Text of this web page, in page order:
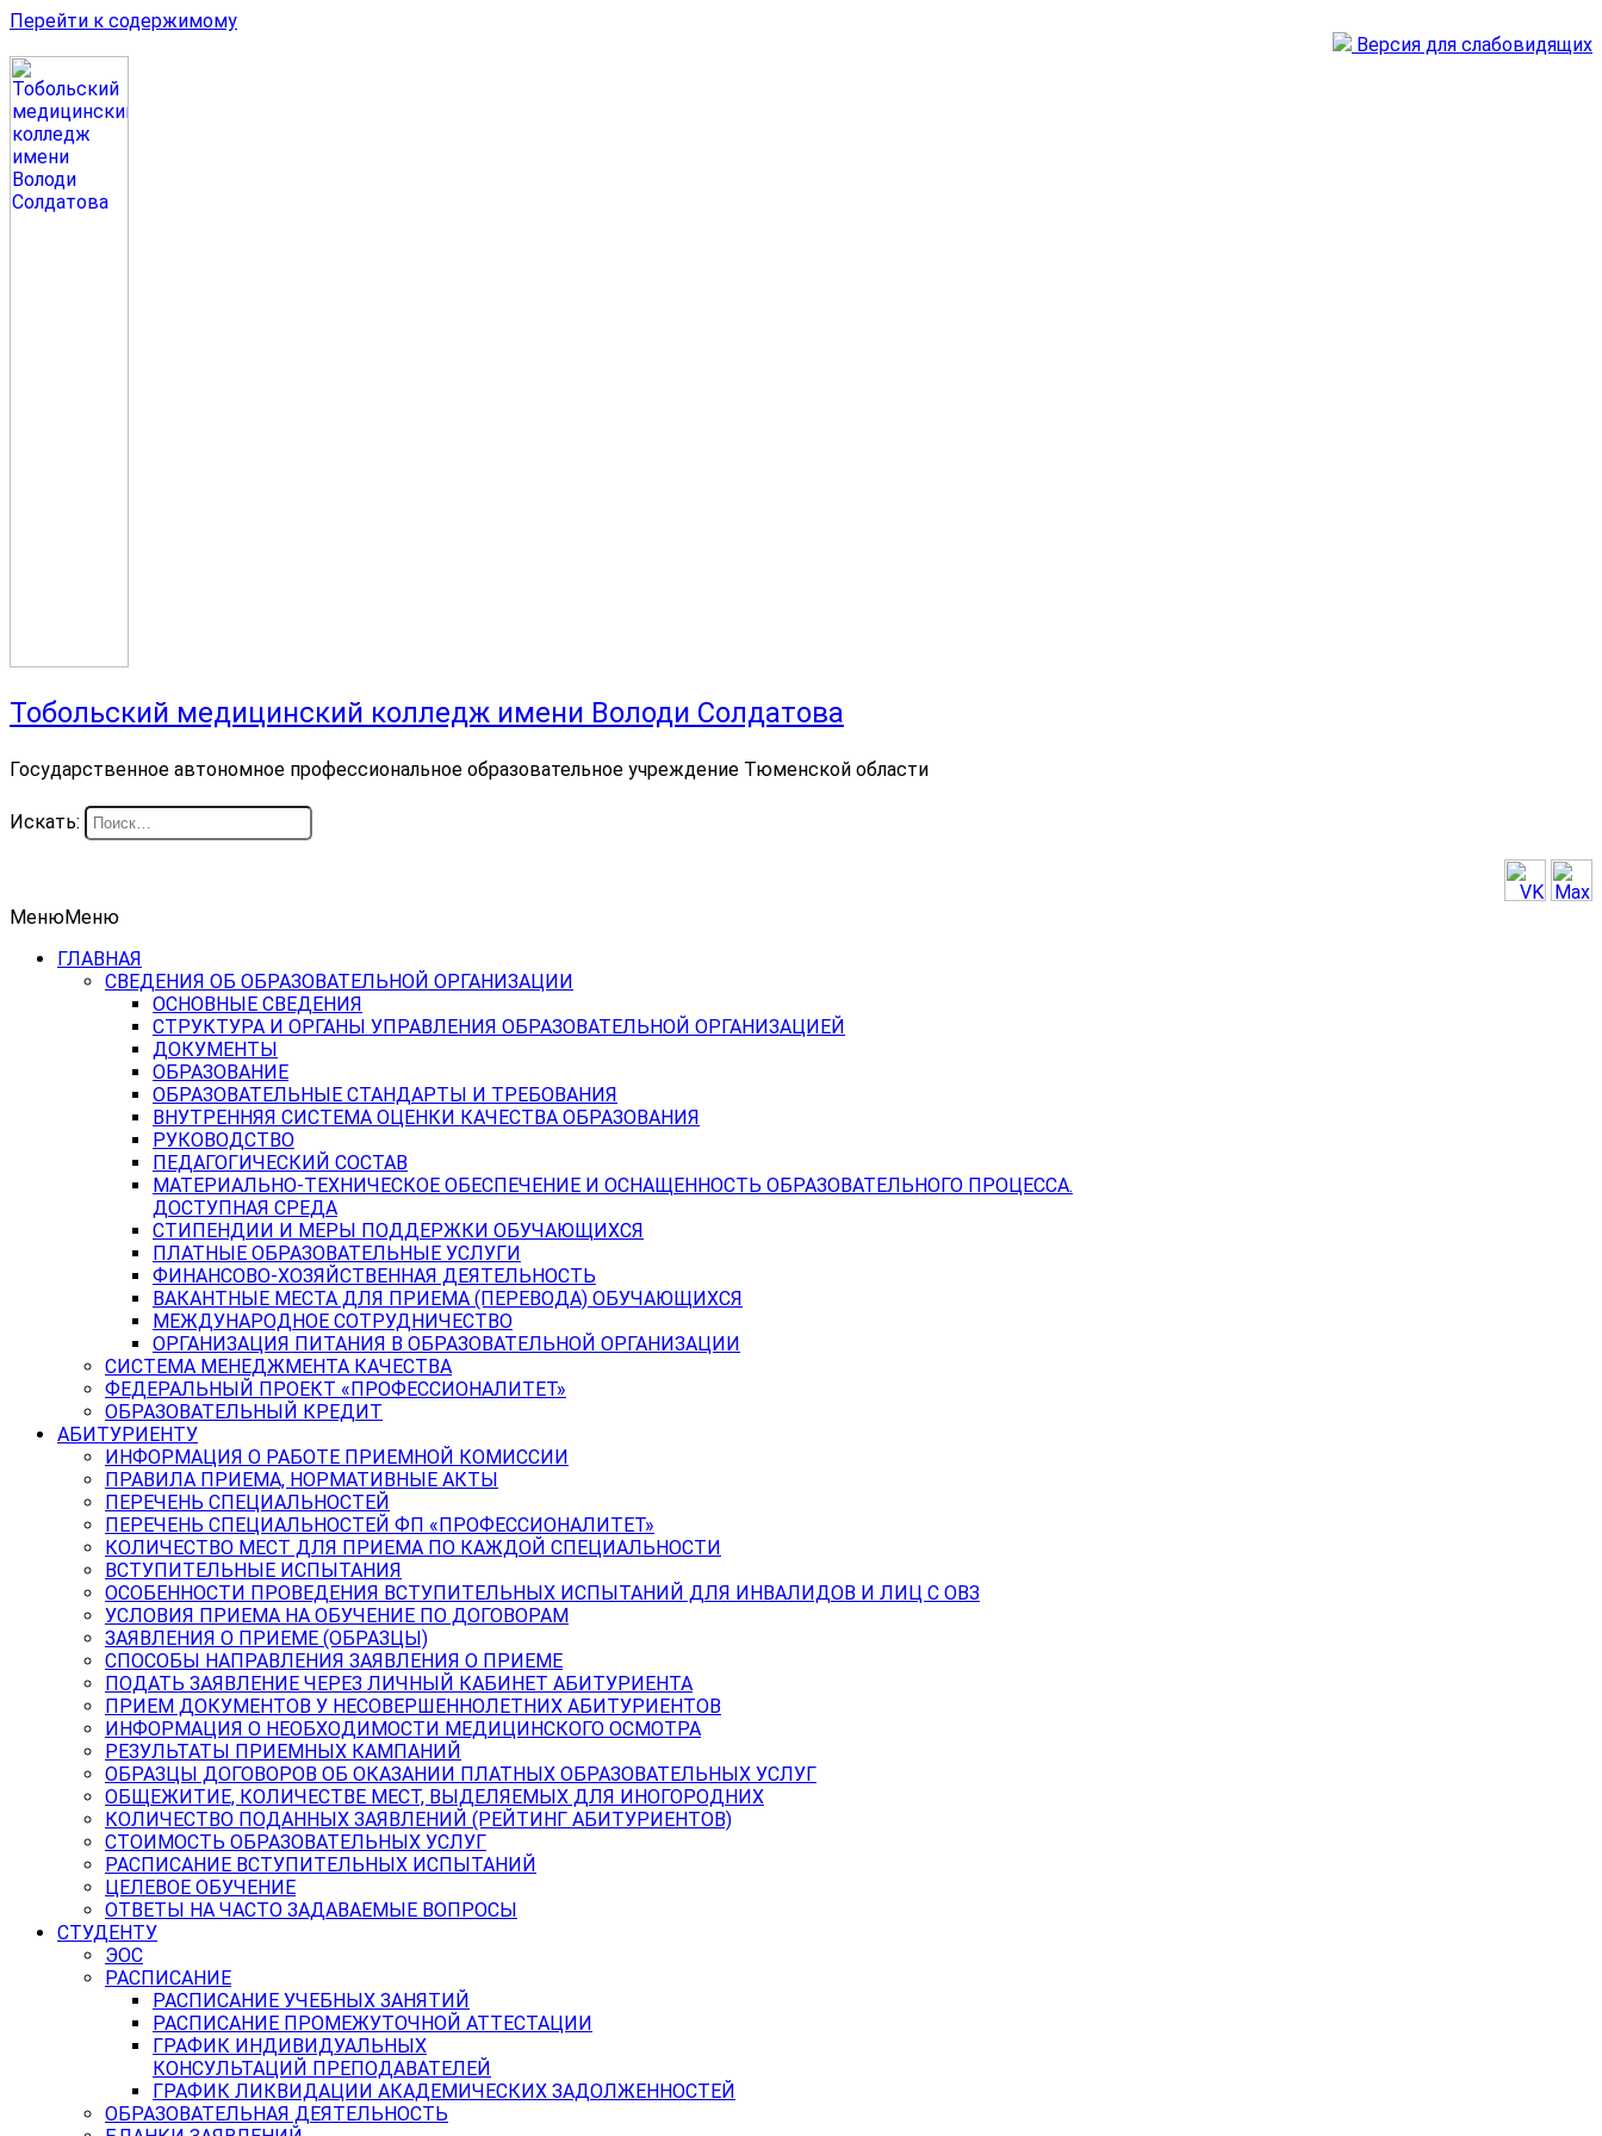
Перейти к содержимому
Версия для слабовидящих
Тобольский медицинский колледж имени Володи Солдатова
Государственное автономное профессиональное образовательное учреждение Тюменской области
Искать:
МенюМеню
ГЛАВНАЯ
СВЕДЕНИЯ ОБ ОБРАЗОВАТЕЛЬНОЙ ОРГАНИЗАЦИИ
ОСНОВНЫЕ СВЕДЕНИЯ
СТРУКТУРА И ОРГАНЫ УПРАВЛЕНИЯ ОБРАЗОВАТЕЛЬНОЙ ОРГАНИЗАЦИЕЙ
ДОКУМЕНТЫ
ОБРАЗОВАНИЕ
ОБРАЗОВАТЕЛЬНЫЕ СТАНДАРТЫ И ТРЕБОВАНИЯ
ВНУТРЕННЯЯ СИСТЕМА ОЦЕНКИ КАЧЕСТВА ОБРАЗОВАНИЯ
РУКОВОДСТВО
ПЕДАГОГИЧЕСКИЙ СОСТАВ
МАТЕРИАЛЬНО-ТЕХНИЧЕСКОЕ ОБЕСПЕЧЕНИЕ И ОСНАЩЕННОСТЬ ОБРАЗОВАТЕЛЬНОГО ПРОЦЕССА.
ДОСТУПНАЯ СРЕДА
СТИПЕНДИИ И МЕРЫ ПОДДЕРЖКИ ОБУЧАЮЩИХСЯ
ПЛАТНЫЕ ОБРАЗОВАТЕЛЬНЫЕ УСЛУГИ
ФИНАНСОВО-ХОЗЯЙСТВЕННАЯ ДЕЯТЕЛЬНОСТЬ
ВАКАНТНЫЕ МЕСТА ДЛЯ ПРИЕМА (ПЕРЕВОДА) ОБУЧАЮЩИХСЯ
МЕЖДУНАРОДНОЕ СОТРУДНИЧЕСТВО
ОРГАНИЗАЦИЯ ПИТАНИЯ В ОБРАЗОВАТЕЛЬНОЙ ОРГАНИЗАЦИИ
СИСТЕМА МЕНЕДЖМЕНТА КАЧЕСТВА
ФЕДЕРАЛЬНЫЙ ПРОЕКТ «ПРОФЕССИОНАЛИТЕТ»
ОБРАЗОВАТЕЛЬНЫЙ КРЕДИТ
АБИТУРИЕНТУ
ИНФОРМАЦИЯ О РАБОТЕ ПРИЕМНОЙ КОМИССИИ
ПРАВИЛА ПРИЕМА, НОРМАТИВНЫЕ АКТЫ
ПЕРЕЧЕНЬ СПЕЦИАЛЬНОСТЕЙ
ПЕРЕЧЕНЬ СПЕЦИАЛЬНОСТЕЙ ФП «ПРОФЕССИОНАЛИТЕТ»
КОЛИЧЕСТВО МЕСТ ДЛЯ ПРИЕМА ПО КАЖДОЙ СПЕЦИАЛЬНОСТИ
ВСТУПИТЕЛЬНЫЕ ИСПЫТАНИЯ
ОСОБЕННОСТИ ПРОВЕДЕНИЯ ВСТУПИТЕЛЬНЫХ ИСПЫТАНИЙ ДЛЯ ИНВАЛИДОВ И ЛИЦ С ОВЗ
УСЛОВИЯ ПРИЕМА НА ОБУЧЕНИЕ ПО ДОГОВОРАМ
ЗАЯВЛЕНИЯ О ПРИЕМЕ (ОБРАЗЦЫ)
СПОСОБЫ НАПРАВЛЕНИЯ ЗАЯВЛЕНИЯ О ПРИЕМЕ
ПОДАТЬ ЗАЯВЛЕНИЕ ЧЕРЕЗ ЛИЧНЫЙ КАБИНЕТ АБИТУРИЕНТА
ПРИЕМ ДОКУМЕНТОВ У НЕСОВЕРШЕННОЛЕТНИХ АБИТУРИЕНТОВ
ИНФОРМАЦИЯ О НЕОБХОДИМОСТИ МЕДИЦИНСКОГО ОСМОТРА
РЕЗУЛЬТАТЫ ПРИЕМНЫХ КАМПАНИЙ
ОБРАЗЦЫ ДОГОВОРОВ ОБ ОКАЗАНИИ ПЛАТНЫХ ОБРАЗОВАТЕЛЬНЫХ УСЛУГ
ОБЩЕЖИТИЕ, КОЛИЧЕСТВЕ МЕСТ, ВЫДЕЛЯЕМЫХ ДЛЯ ИНОГОРОДНИХ
КОЛИЧЕСТВО ПОДАННЫХ ЗАЯВЛЕНИЙ (РЕЙТИНГ АБИТУРИЕНТОВ)
СТОИМОСТЬ ОБРАЗОВАТЕЛЬНЫХ УСЛУГ
РАСПИСАНИЕ ВСТУПИТЕЛЬНЫХ ИСПЫТАНИЙ
ЦЕЛЕВОЕ ОБУЧЕНИЕ
ОТВЕТЫ НА ЧАСТО ЗАДАВАЕМЫЕ ВОПРОСЫ
СТУДЕНТУ
ЭОС
РАСПИСАНИЕ
РАСПИСАНИЕ УЧЕБНЫХ ЗАНЯТИЙ
РАСПИСАНИЕ ПРОМЕЖУТОЧНОЙ АТТЕСТАЦИИ
ГРАФИК ИНДИВИДУАЛЬНЫХ
КОНСУЛЬТАЦИЙ ПРЕПОДАВАТЕЛЕЙ
ГРАФИК ЛИКВИДАЦИИ АКАДЕМИЧЕСКИХ ЗАДОЛЖЕННОСТЕЙ
ОБРАЗОВАТЕЛЬНАЯ ДЕЯТЕЛЬНОСТЬ